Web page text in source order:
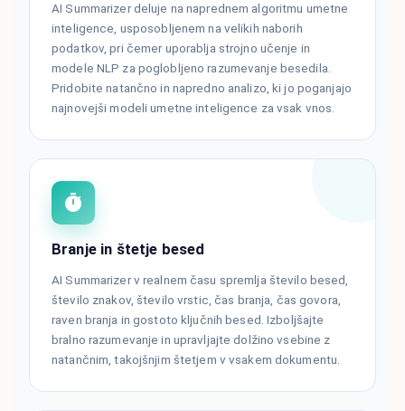
AI Summarizer deluje na naprednem algoritmu umetne
inteligence, usposobljenem na velikih naborih
podatkov, pri čemer uporablja strojno učenje in
modele NLP za poglobljeno razumevanje besedila.
Pridobite natančno in napredno analizo, ki jo poganjajo
najnovejši modeli umetne inteligence za vsak vnos.
Branje in štetje besed
AI Summarizer v realnem času spremlja število besed,
število znakov, število vrstic, čas branja, čas govora,
raven branja in gostoto ključnih besed. Izboljšajte
bralno razumevanje in upravljajte dolžino vsebine z
natančnim, takojšnjim štetjem v vsakem dokumentu.